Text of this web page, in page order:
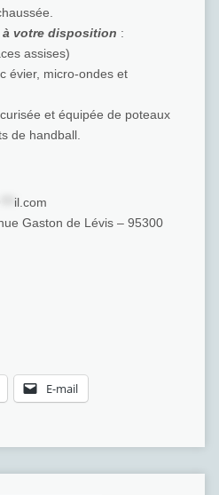
à votre disposition :
assises)
évier, micro-ondes et
et équipée de poteaux
de handball.
il.com
Gaston de Lévis – 95300
E-mail